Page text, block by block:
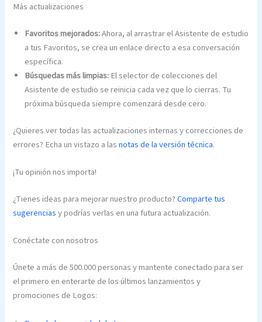
Más actualizaciones
Favoritos mejorados:Ahora, al arrastrar el Asistente de estudio
a tus Favoritos, se crea un enlace directo a esa conversación
específica.
Búsquedas más limpias:El selector de colecciones del
Asistente de estudio se reinicia cada vez que lo cierras. Tu
próxima búsqueda siempre comenzará desde cero.
¿Quieres ver todas las actualizaciones internas y correcciones de
errores? Echa un vistazo a lasnotas de la versión técnica.
¡Tu opinión nos importa!
¿Tienes ideas para mejorar nuestro producto?Comparte tus
sugerenciasy podrías verlas en una futura actualización.
Conéctate con nosotros
Únete a más de 500.000 personas y mantente conectado para ser
el primero en enterarte de los últimos lanzamientos y
promociones de Logos: